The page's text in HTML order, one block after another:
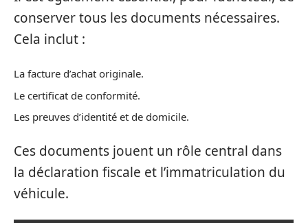
conserver tous les documents nécessaires.
Cela inclut :
La facture d’achat originale.
Le certificat de conformité.
Les preuves d’identité et de domicile.
Ces documents jouent un rôle central dans
la déclaration fiscale et l’immatriculation du
véhicule.